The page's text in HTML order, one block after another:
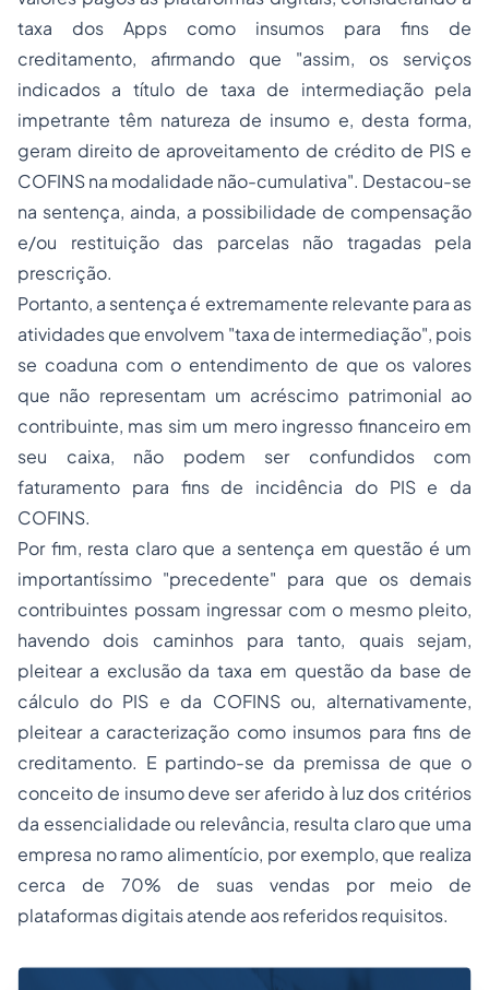
taxa dos Apps como insumos para fins de
creditamento, afirmando que "assim, os serviços
indicados a título de taxa de intermediação pela
impetrante têm natureza de insumo e, desta forma,
geram direito de aproveitamento de crédito de PIS e
COFINS na modalidade não-cumulativa". Destacou-se
na sentença, ainda, a possibilidade de compensação
e/ou restituição das parcelas não tragadas pela
prescrição.
Portanto, a sentença é extremamente relevante para as
atividades que envolvem "taxa de intermediação", pois
se coaduna com o entendimento de que os valores
que não representam um acréscimo patrimonial ao
contribuinte, mas sim um mero ingresso financeiro em
seu caixa, não podem ser confundidos com
faturamento para fins de incidência do PIS e da
COFINS.
Por fim, resta claro que a sentença em questão é um
importantíssimo "precedente" para que os demais
contribuintes possam ingressar com o mesmo pleito,
havendo dois caminhos para tanto, quais sejam,
pleitear a exclusão da taxa em questão da base de
cálculo do PIS e da COFINS ou, alternativamente,
pleitear a caracterização como insumos para fins de
creditamento. E partindo-se da premissa de que o
conceito de insumo deve ser aferido à luz dos critérios
da essencialidade ou relevância, resulta claro que uma
empresa no ramo alimentício, por exemplo, que realiza
cerca de 70% de suas vendas por meio de
plataformas digitais atende aos referidos requisitos.